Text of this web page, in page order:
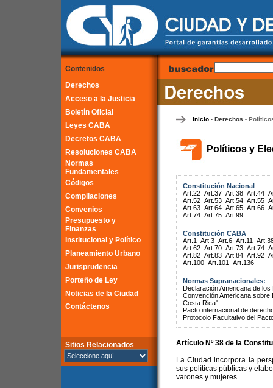
Contenidos
Derechos
Acceso a la Justicia
Boletín Oficial
Leyes CABA
Decretos CABA
Resoluciones CABA
Normas
Fundamentales
Códigos
Compilaciones
Convenios
Presupuesto y
Finanzas
Institucional y Político
Planeamiento Urbano
Jurisprudencia
Porteño de Ley
Noticias de la Ciudad
Contáctenos
Sitios Relacionados
Inicio- Derechos -
Políticos y
Constitución Nacional
Art.22 Art.37 Art.38 Art.44
Art.52 Art.53 Art.54 Art.55
Art.63 Art.64 Art.65 Art.66
Art.74 Art.75 Art.99
Constitución CABA
Art.1
Art.3 Art.6 Art.11
Art.62 Art.70 Art.73 Art.74
Art.82 Art.83 Art.84 Art.92
Art.100 Art.101 Art.136
Normas Supranacionales:
Declaración Americana de
Convención Americana
Costa Rica"
Pacto internacional de
Protocolo Facultativo del
Artículo Nº 38 de la
La Ciudad incorpora la
sus políticas públicas y
varones y mujeres.